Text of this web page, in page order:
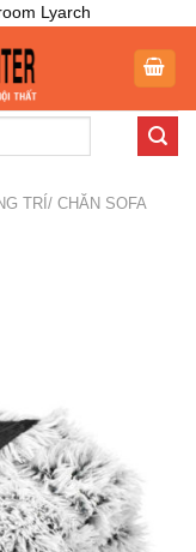
Lyarch
TRÍ/ CHĂN SOFA